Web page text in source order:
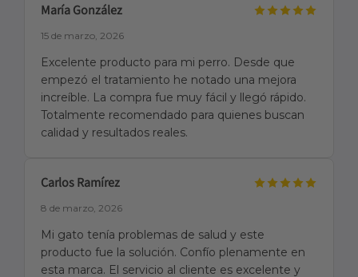
María González
15 de marzo, 2026
Excelente producto para mi perro. Desde que
empezó el tratamiento he notado una mejora
increíble. La compra fue muy fácil y llegó rápido.
Totalmente recomendado para quienes buscan
calidad y resultados reales.
Carlos Ramírez
8 de marzo, 2026
Mi gato tenía problemas de salud y este
producto fue la solución. Confío plenamente en
esta marca. El servicio al cliente es excelente y